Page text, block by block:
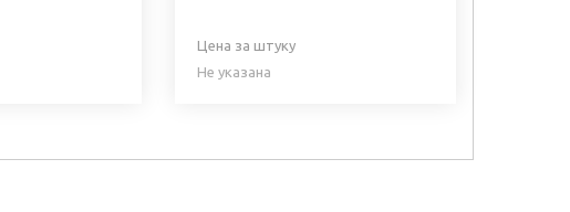
Цена за штуку
Не указана